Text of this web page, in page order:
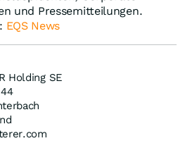
und Pressemitteilungen.
EQS News
Holding SE